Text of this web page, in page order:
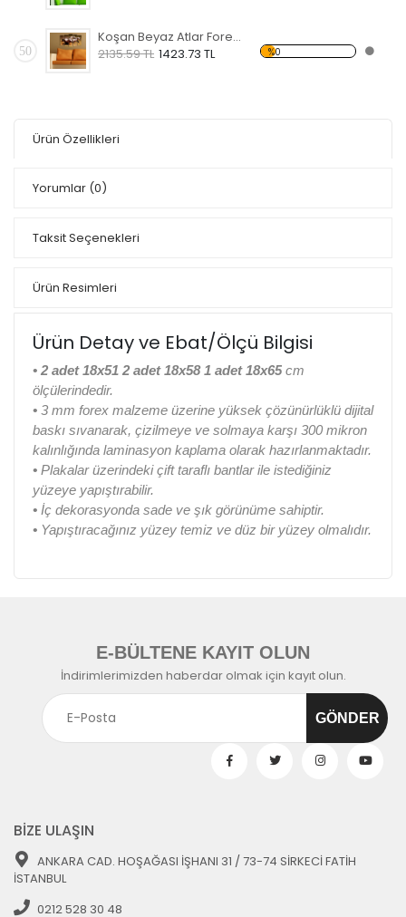
50
Koşan Beyaz Atlar Forex Tablo
2135.59 TL 1423.73 TL %0
Ürün Özellikleri
Yorumlar (0)
Taksit Seçenekleri
Ürün Resimleri
Ürün Detay ve Ebat/Ölçü Bilgisi
• 2 adet 18x51 2 adet 18x58 1 adet 18x65 cm
ölçülerindedir.
• 3 mm forex malzeme üzerine yüksek çözünürlüklü dijital
baskı sıvanarak, çizilmeye ve solmaya karşı 300 mikron
kalınlığında laminasyon kaplama olarak hazırlanmaktadır.
• Plakalar üzerindeki çift taraflı bantlar ile istediğiniz
yüzeye yapıştırabilir.
• İç dekorasyonda sade ve şık görünüme sahiptir.
• Yapıştıracağınız yüzey temiz ve düz bir yüzey olmalıdır.
E-BÜLTENE KAYIT OLUN
İndirimlerimizden haberdar olmak için kayıt olun.
BİZE ULAŞIN
ANKARA CAD. HOŞAĞASI İŞHANI 31 / 73-74 SİRKECİ FATİH
İSTANBUL
0212 528 30 48